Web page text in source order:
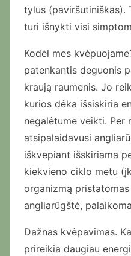
tylus (paviršutiniškas).
turi išnykti visi
Kodėl mes
patenkantis deguonis
kraują raumenis. Jo
kurios dėka išsiskiria
negalėtume veikti. Per
atsipalaidavusi
iškvepiant išskiriama
kiekvieno ciklo metu
organizmą
angliarūgštė,
Dažnas kvėpavimas.
prireikia daugiau